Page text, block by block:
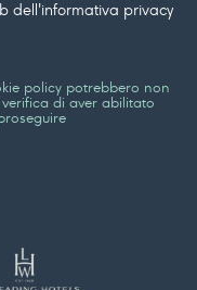
dell'informativa privacy
policy potrebbero non
di aver abilitato